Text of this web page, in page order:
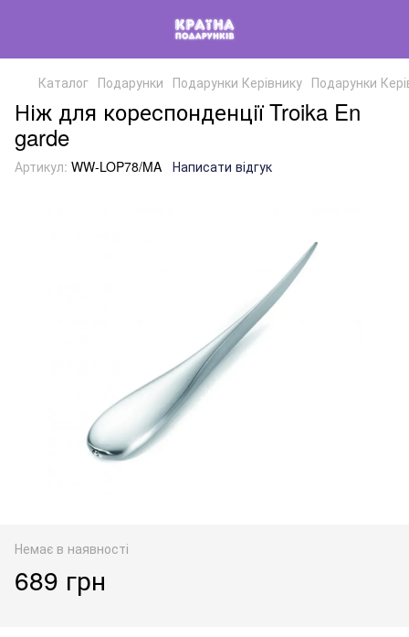
Каталог Подарунки Подарунки Керівнику Подарунки
Ніж для кореспонденції Troika En
garde
Артикул: WW-LOP78/MA Написати відгук
Немає в наявності
689 грн